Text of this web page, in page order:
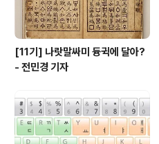
[11기] 나랏말싸미 듕귁에 달아?
- 전민경 기자